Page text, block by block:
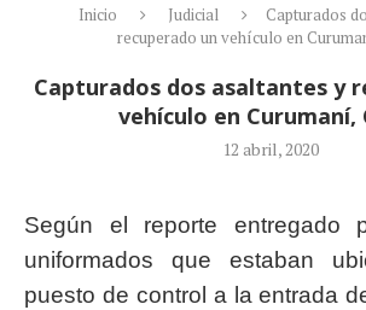
Inicio Judicial
Capturados
recuperado un vehículo en
Capturados dos asaltantes y
vehículo en Curumaní,
12 abril, 2020
Según el reporte entregado
uniformados que estaban
puesto de control a la entrada